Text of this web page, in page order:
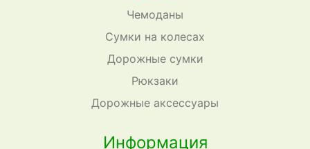
Чемоданы
Сумки на колесах
Дорожные сумки
Рюкзаки
Дорожные аксессуары
Информация